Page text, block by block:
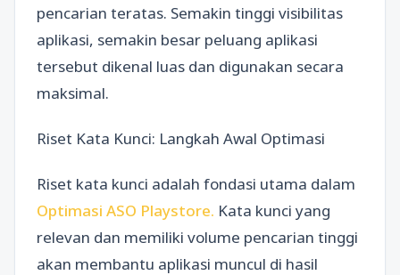
pencarian teratas. Semakin tinggi visibilitas
aplikasi, semakin besar peluang aplikasi
tersebut dikenal luas dan digunakan secara
maksimal.
Riset Kata Kunci: Langkah Awal Optimasi
Riset kata kunci adalah fondasi utama dalam
Optimasi ASO Playstore. Kata kunci yang
relevan dan memiliki volume pencarian tinggi
akan membantu aplikasi muncul di hasil